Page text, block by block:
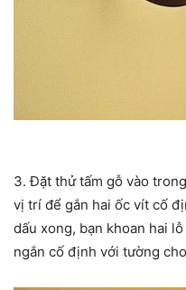
3. Đặt thử tấm gỗ vào
vị trí để gắn hai ốc vít cố
dấu xong, bạn khoan hai
ngắn cố định với tường